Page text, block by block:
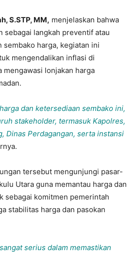
S.STP, MM, menjelaskan bahwa
sebagai langkah preventif atau
sembako harga, kegiatan ini
mengendalikan inflasi di
mengawasi lonjakan harga
dan ketersediaan sembako ini,
stakeholder, termasuk Kapolres,
Dinas Perdagangan, serta instansi
tersebut mengunjungi pasar-
Utara guna memantau harga dan
sebagai komitmen pemerintah
stabilitas harga dan pasokan
serius dalam memastikan